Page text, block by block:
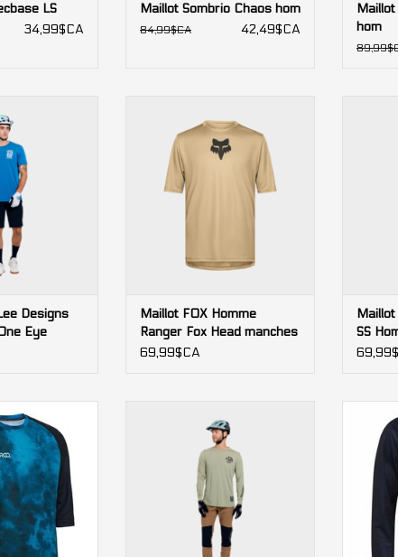
LS
34,99$CA
Maillot Sombrio Chaos hom
84,99$CA 42,49$CA
hom
courtes
Designs
Eye
Homme
Head manches courtes
Maillot FOX Homme
Ranger Fox Head manches
courtes
69,99$CA
SS
3/4 homme
AU PANIER
Ride Stamps manches longues
Homme
AJOUTER AU PANIER
Maillot